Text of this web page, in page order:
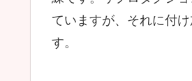
ていますが、それに付
す。